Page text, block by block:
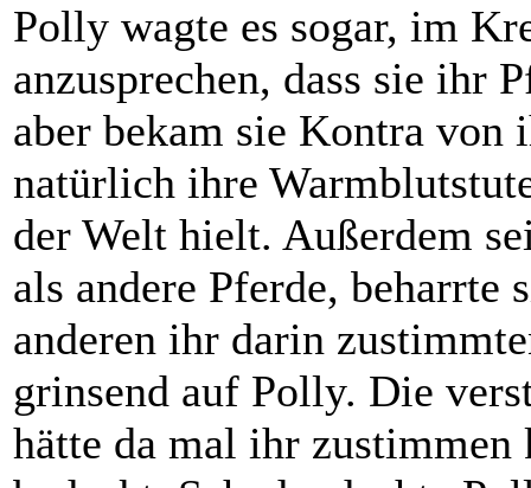
Polly wagte es sogar, im
anzusprechen, dass sie ihr
aber bekam sie Kontra
natürlich ihre
der Welt hielt. Außerdem
als andere Pferde,
anderen ihr darin
grinsend auf Polly. Die
hätte da mal ihr